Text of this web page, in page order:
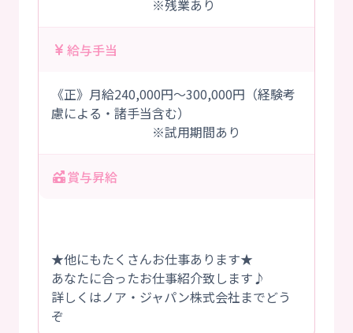
※残業あり
給与手当
《正》月給240,000円～300,000円（経験考
慮による・諸手当含む）
※試用期間あり
賞与昇給
★他にもたくさんお仕事あります★
あなたに合ったお仕事紹介致します♪
詳しくはノア・ジャパン株式会社までどう
ぞ